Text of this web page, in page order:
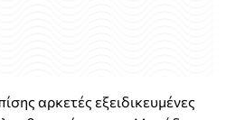
αρκετές εξειδικευμένες